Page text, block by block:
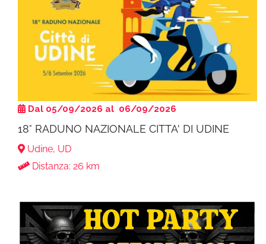
Dal 05/09/2026 al 06/09/2026
18° RADUNO NAZIONALE CITTA' DI UDINE
Udine, UD
Distanza: 26 km